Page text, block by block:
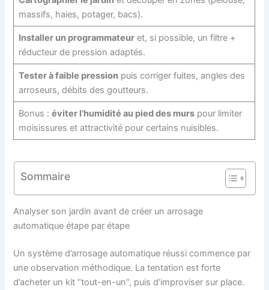
massifs, haies, potager, bacs).
Installer un programmateuret, si possible, un filtre +
réducteur de pression adaptés.
Tester à faible pressionpuis corriger fuites, angles des
arroseurs, débits des goutteurs.
Bonus : éviter l’humidité au pied des murspour limiter
moisissures et attractivité pour certains nuisibles.
Sommaire
Analyser son jardin avant de créer un arrosage
automatique étape par étape
Un système d’arrosage automatique réussi commence par
une observation méthodique. La tentation est forte
d’acheter un kit “tout-en-un”, puis d’improviser sur place.